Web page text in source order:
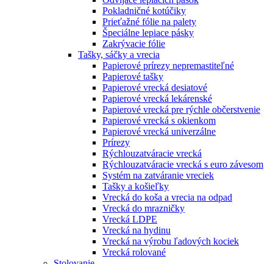
Pokladničné kotúčiky
Prieťažné fólie na palety
Špeciálne lepiace pásky
Zakrývacie fólie
Tašky, sáčky a vrecia
Papierové prírezy nepremastiteľné
Papierové tašky
Papierové vrecká desiatové
Papierové vrecká lekárenské
Papierové vrecká pre rýchle občerstvenie
Papierové vrecká s okienkom
Papierové vrecká univerzálne
Prírezy
Rýchlouzatváracie vrecká
Rýchlouzatváracie vrecká s euro závesom
Systém na zatváranie vreciek
Tašky a košieľky
Vrecká do koša a vrecia na odpad
Vrecká do mrazničky
Vrecká LDPE
Vrecká na hydinu
Vrecká na výrobu ľadových kociek
Vrecká rolované